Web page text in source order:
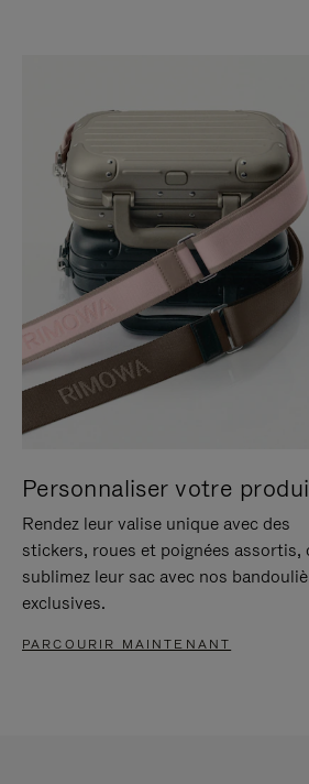
Personnaliser votre
Rendez leur valise unique avec des
stickers, roues et poignées assortis,
sublimez leur sac avec nos
exclusives.
PARCOURIR MAINTENANT